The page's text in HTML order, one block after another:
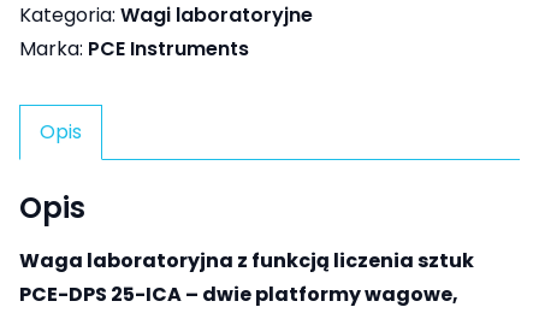
DPS
25-
wraz
z
certyfikatem
kalibracji
ISO
Kategoria: Wagi laboratoryjne
Marka: PCE Instruments
Opis
Opis
Waga laboratoryjna z funkcją liczenia sztuk
PCE-DPS 25-ICA – dwie platformy wagowe,